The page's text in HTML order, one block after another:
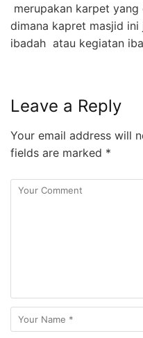
merupakan karpet
dimana kapret masjid
ibadah atau kegiatan
Leave a Reply
Your email address will
fields are marked *